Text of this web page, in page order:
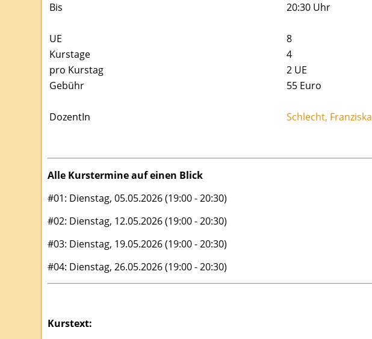
Bis
20:30 Uhr
UE
8
Kurstage
4
pro Kurstag
2 UE
Gebühr
55 Euro
DozentIn Schlecht, Franziska
Alle Kurstermine auf einen Blick
#01: Dienstag, 05.05.2026 (19:00 - 20:30)
#02: Dienstag, 12.05.2026 (19:00 - 20:30)
#03: Dienstag, 19.05.2026 (19:00 - 20:30)
#04: Dienstag, 26.05.2026 (19:00 - 20:30)
Kurstext: